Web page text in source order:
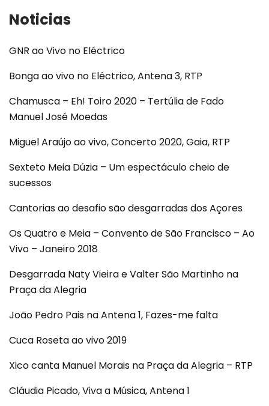
Noticias
GNR ao Vivo no Eléctrico
Bonga ao vivo no Eléctrico, Antena 3, RTP
Chamusca – Eh! Toiro 2020 – Tertúlia de Fado
Manuel José Moedas
Miguel Araújo ao vivo, Concerto 2020, Gaia, RTP
Sexteto Meia Dúzia – Um espectáculo cheio de
sucessos
Cantorias ao desafio são desgarradas dos Açores
Os Quatro e Meia – Convento de São Francisco – Ao
Vivo – Janeiro 2018
Desgarrada Naty Vieira e Valter São Martinho na
Praça da Alegria
João Pedro Pais na Antena 1, Fazes-me falta
Cuca Roseta ao vivo 2019
Xico canta Manuel Morais na Praça da Alegria – RTP
Cláudia Picado, Viva a Música, Antena 1